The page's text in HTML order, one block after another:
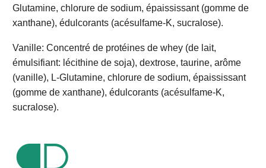
Glutamine, chlorure de sodium, épaississant (gomme de
xanthane), édulcorants (acésulfame-K, sucralose).
Vanille: Concentré de protéines de whey (de lait,
émulsifiant: lécithine de soja), dextrose, taurine, arôme
(vanille), L-Glutamine, chlorure de sodium, épaississant
(gomme de xanthane), édulcorants (acésulfame-K,
sucralose).